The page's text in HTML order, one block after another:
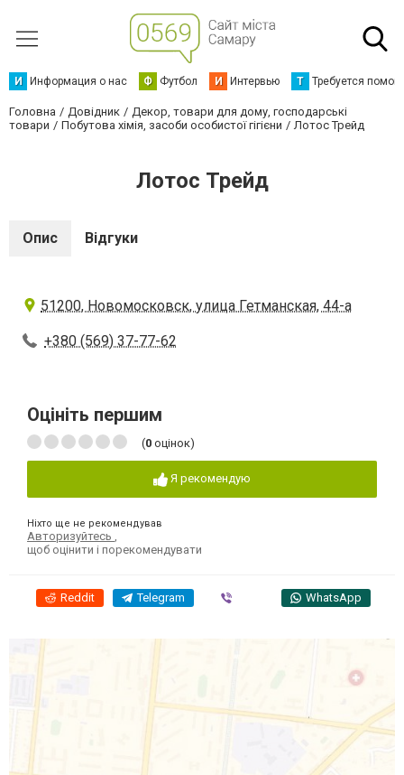
И Информация о нас Ф Футбол И Интервью Т Требуется
Головна Довідник
Декор, товари для дому, господарські
товари
Побутова хімія, засоби особистої гігієни Лотос Трейд
Лотос Трейд
Опис Відгуки
51200, Новомосковск, улица Гетманская, 44-а
+380 (569) 37-77-62
Оцініть першим
(0 оцінок)
Я рекомендую
Ніхто ще не рекомендував
Авторизуйтесь
щоб оцінити і порекомендувати
Reddit Telegram WhatsApp